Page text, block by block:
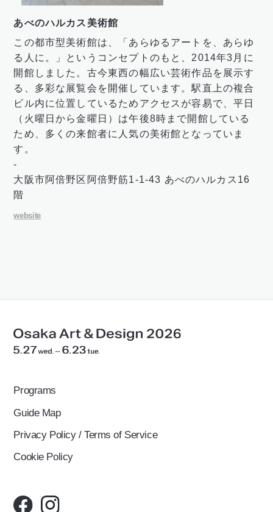
あべのハルカス美術館
この都市型美術館は、「あらゆるアートを、あらゆ
る人に。」というコンセプトのもと、2014年3月に
開館しました。古今東西の幅広い芸術作品を展示す
る、多彩な展覧会を開催しています。駅直上の複合
ビル内に位置しているためアクセスが容易で、平日
（火曜日から金曜日）は午後8時まで開館している
ため、多くの来館者に人気の美術館となっていま
す。
-
大阪市阿倍野区阿倍野筋1-1-43 あべのハルカス16
階
website
Programs
Guide Map
Privacy Policy / Terms of Service
Cookie Policy